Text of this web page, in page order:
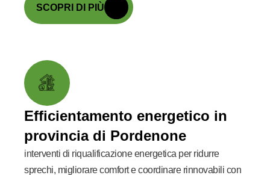
SCOPRI DI PIÙ
Efficientamento energetico in
provincia di Pordenone
interventi di riqualificazione energetica per ridurre
sprechi, migliorare comfort e coordinare rinnovabili con